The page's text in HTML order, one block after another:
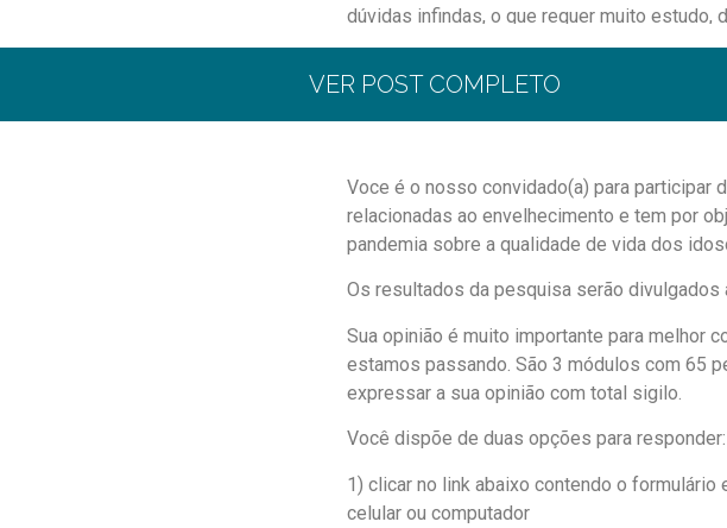
dúvidas infindas, o que requer muito estudo,
criatividade e espontaneidade.
Alberto Erich Okada – Terapeuta Junguiano
Marcação de consultas :
ou whatsapp: 61-991198630
Conheça nosso site
VER POST COMPLETO
Voce é o nosso convidado(a) para participar
relacionadas ao envelhecimento e tem por
pandemia sobre a qualidade de vida dos
Os resultados da pesquisa serão
Sua opinião é muito importante para melhor
estamos passando. São 3 módulos com 65
expressar a sua opinião com total sigilo.
Você dispõe de duas opções para responder:
1) clicar no link abaixo contendo o
celular ou computador